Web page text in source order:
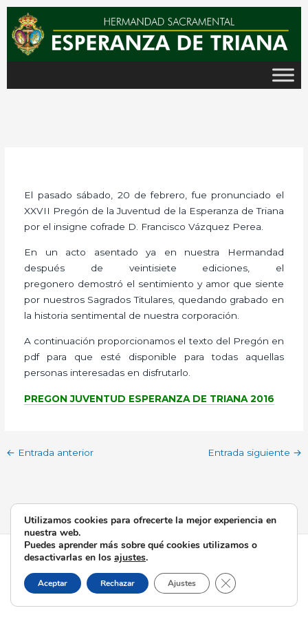
contenido
El pasado sábado, 20 de febrero, fue pronunciado el
XXVII Pregón de la Juventud de la Esperanza de Triana
por el insigne cofrade D. Francisco Vázquez Perea.
En un acto asentado ya en nuestra Hermandad
después de veintisiete ediciones, el
pregonero demostró el sentimiento y amor que siente
por nuestros Sagrados Titulares, quedando grabado en
la historia sentimental de nuestra corporación.
A continuación proporcionamos el texto del Pregón en
pdf para que esté disponible para todas aquellas
personas interesadas en disfrutarlo.
PREGON JUVENTUD ESPERANZA DE TRIANA 2016
← Entrada anterior Entrada siguiente →
Todos los derechos © 2026 Esperanza de Triana | Funciona
gracias aTema Astra para WordPress
Utilizamos cookies para ofrecerte la mejor experiencia en
nuestra web.
Puedes aprender más sobre qué cookies utilizamos o
desactivarlas en los ajustes.
Aceptar Rechazar Ajustes Cerrar el banner